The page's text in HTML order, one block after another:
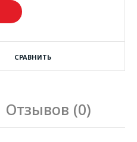
СРАВНИТЬ
Отзывов (0)